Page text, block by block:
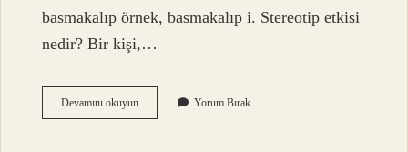
basmakalıp örnek, basmakalıp i. Stereotip etkisi
nedir? Bir kişi,…
Devamını okuyunStereotipleme
Ne
Yorum Bırak